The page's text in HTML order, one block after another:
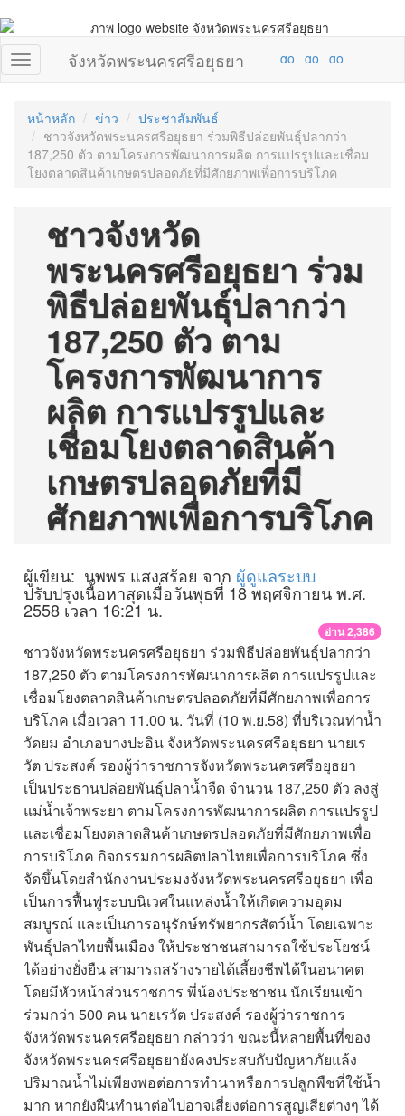
จังหวัดพระนครศรีอยุธยา
หน้าหลัก ข่าว
ประชาสัมพันธ์
ชาวจังหวัดพระนครศรีอยุธยา ร่วมพิธีปล่อยพันธุ์ปลากว่า
187,250 ตัว ตามโครงการพัฒนาการผลิต การแปรรูปและเชื่อม
โยงตลาดสินค้าเกษตรปลอดภัยที่มีศักยภาพเพื่อการบริโภค
ชาวจังหวัด
พระนครศรีอยุธยา ร่วม
พิธีปล่อยพันธุ์ปลากว่า
187,250 ตัว ตาม
โครงการพัฒนาการ
ผลิต การแปรรูปและ
เชื่อมโยงตลาดสินค้า
เกษตรปลอดภัยที่มี
ศักยภาพเพื่อการบริโภค
ผู้เขียน: นพพร แสงสร้อย จาก ผู้ดูแลระบบ
ปรับปรุงเนื้อหาสุดเมื่อวันพุธที่ 18 พฤศจิกายน พ.ศ.
2558 เวลา 16:21 น.
อ่าน 2,386
ชาวจังหวัดพระนครศรีอยุธยา ร่วมพิธีปล่อยพันธุ์ปลากว่า
187,250 ตัว ตามโครงการพัฒนาการผลิต การแปรรูปและ
เชื่อมโยงตลาดสินค้าเกษตรปลอดภัยที่มีศักยภาพเพื่อการ
บริโภค เมื่อเวลา 11.00 น. วันที่ (10 พ.ย.58) ที่บริเวณท่าน้ำ
วัดยม อำเภอบางปะอิน จังหวัดพระนครศรีอยุธยา นายเร
วัต ประสงค์ รองผู้ว่าราชการจังหวัดพระนครศรีอยุธยา
เป็นประธานปล่อยพันธุ์ปลาน้ำจืด จำนวน 187,250 ตัว ลงสู่
แม่น้ำเจ้าพระยา ตามโครงการพัฒนาการผลิต การแปรรูป
และเชื่อมโยงตลาดสินค้าเกษตรปลอดภัยที่มีศักยภาพเพื่อ
การบริโภค กิจกรรมการผลิตปลาไทยเพื่อการบริโภค ซึ่ง
จัดขึ้นโดยสำนักงานประมงจังหวัดพระนครศรีอยุธยา เพื่อ
เป็นการฟื้นฟูระบบนิเวศในแหล่งน้ำให้เกิดความอุดม
สมบูรณ์ และเป็นการอนุรักษ์ทรัพยากรสัตว์น้ำ โดยเฉพาะ
พันธุ์ปลาไทยพื้นเมือง ให้ประชาชนสามารถใช้ประโยชน์
ได้อย่างยั่งยืน สามารถสร้างรายได้เลี้ยงชีพได้ในอนาคต
โดยมีหัวหน้าส่วนราชการ พี่น้องประชาชน นักเรียนเข้า
ร่วมกว่า 500 คน นายเรวัต ประสงค์ รองผู้ว่าราชการ
จังหวัดพระนครศรีอยุธยา กล่าวว่า ขณะนี้หลายพื้นที่ของ
จังหวัดพระนครศรีอยุธยายังคงประสบกับปัญหาภัยแล้ง
ปริมาณน้ำไม่เพียงพอต่อการทำนาหรือการปลูกพืชที่ใช้น้ำ
มาก หากยังฝืนทำนาต่อไปอาจเสี่ยงต่อการสูญเสียต่างๆ ได้